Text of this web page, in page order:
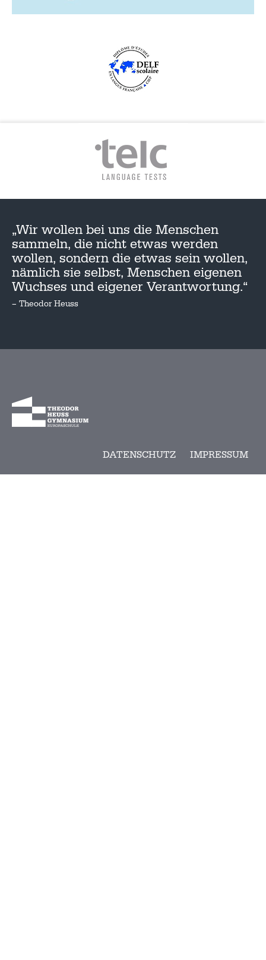
„Wir wollen bei uns die Menschen
sammeln, die nicht etwas werden
wollen, sondern die etwas sein wollen,
nämlich sie selbst, Menschen eigenen
Wuchses und eigener Verantwortung.“
– Theodor Heuss
DATENSCHUTZ IMPRESSUM